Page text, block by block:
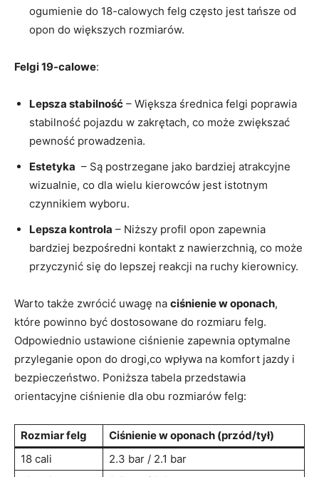
ogumienie do 18-calowych felg​ często jest tańsze od
opon do ⁢większych rozmiarów.
Felgi 19-calowe:
Lepsza stabilność –​ Większa średnica felgi⁤ poprawia
stabilność ‍pojazdu ​w⁣ zakrętach, co ‍może zwiększać
pewność ‍prowadzenia.
Estetyka ‍ – Są⁤ postrzegane jako bardziej atrakcyjne‍
wizualnie, co dla ​wielu kierowców jest istotnym
czynnikiem ⁣wyboru.
Lepsza kontrola – Niższy profil opon zapewnia
bardziej bezpośredni⁢ kontakt z nawierzchnią, ⁤co może
przyczynić się do lepszej reakcji na ruchy kierownicy.
Warto⁢ także zwrócić uwagę‍ na ciśnienie ⁣w oponach,
które powinno⁢ być dostosowane do rozmiaru‌ felg.
Odpowiednio ustawione ciśnienie zapewnia optymalne
przyleganie opon do ⁢drogi,co wpływa na komfort ​jazdy i
bezpieczeństwo. Poniższa tabela‌ przedstawia
orientacyjne ⁤ciśnienie dla ⁤obu ⁤rozmiarów felg:
Rozmiar felg
Ciśnienie w oponach (przód/tył)
18 cali
2.3 bar / 2.1 bar